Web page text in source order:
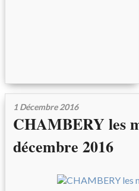
1 Décembre 2016
CHAMBERY les
décembre 2016